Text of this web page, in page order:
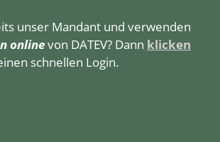
unser Mandant und verwenden
onlinevon DATEV? Dann klicken
schnellen Login.